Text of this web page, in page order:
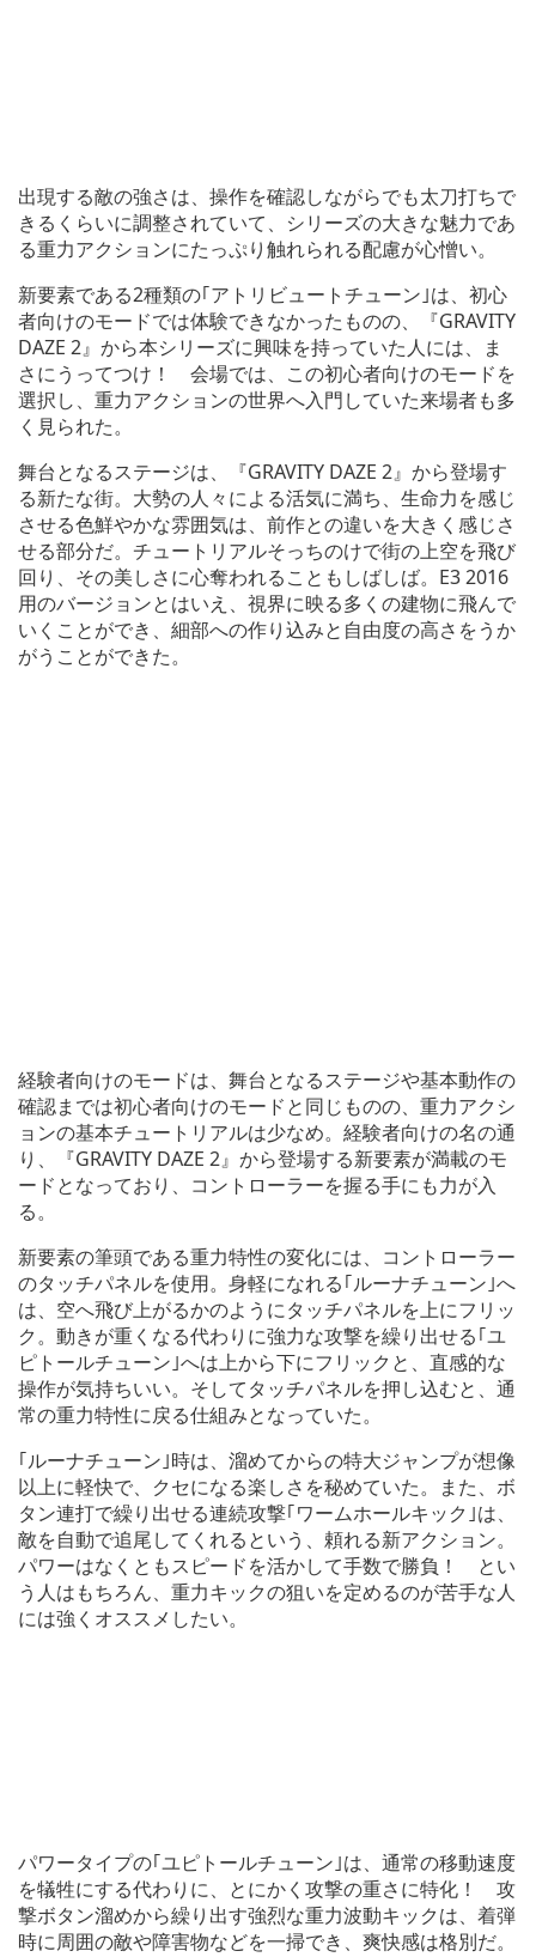
出現する敵の強さは、操作を確認しながらでも太刀打ちで
きるくらいに調整されていて、シリーズの大きな魅力であ
る重力アクションにたっぷり触れられる配慮が心憎い。
新要素である2種類の｢アトリビュートチューン｣は、初心
者向けのモードでは体験できなかったものの、『GRAVITY
DAZE 2』から本シリーズに興味を持っていた人には、ま
さにうってつけ！ 会場では、この初心者向けのモードを
選択し、重力アクションの世界へ入門していた来場者も多
く見られた。
舞台となるステージは、『GRAVITY DAZE 2』から登場す
る新たな街。大勢の人々による活気に満ち、生命力を感じ
させる色鮮やかな雰囲気は、前作との違いを大きく感じさ
せる部分だ。チュートリアルそっちのけで街の上空を飛び
回り、その美しさに心奪われることもしばしば。E3 2016
用のバージョンとはいえ、視界に映る多くの建物に飛んで
いくことができ、細部への作り込みと自由度の高さをうか
がうことができた。
経験者向けのモードは、舞台となるステージや基本動作の
確認までは初心者向けのモードと同じものの、重力アクシ
ョンの基本チュートリアルは少なめ。経験者向けの名の通
り、『GRAVITY DAZE 2』から登場する新要素が満載のモ
ードとなっており、コントローラーを握る手にも力が入
る。
新要素の筆頭である重力特性の変化には、コントローラー
のタッチパネルを使用。身軽になれる｢ルーナチューン｣へ
は、空へ飛び上がるかのようにタッチパネルを上にフリッ
ク。動きが重くなる代わりに強力な攻撃を繰り出せる｢ユ
ピトールチューン｣へは上から下にフリックと、直感的な
操作が気持ちいい。そしてタッチパネルを押し込むと、通
常の重力特性に戻る仕組みとなっていた。
｢ルーナチューン｣時は、溜めてからの特大ジャンプが想像
以上に軽快で、クセになる楽しさを秘めていた。また、ボ
タン連打で繰り出せる連続攻撃｢ワームホールキック｣は、
敵を自動で追尾してくれるという、頼れる新アクション。
パワーはなくともスピードを活かして手数で勝負！ とい
う人はもちろん、重力キックの狙いを定めるのが苦手な人
には強くオススメしたい。
パワータイプの｢ユピトールチューン｣は、通常の移動速度
を犠牲にする代わりに、とにかく攻撃の重さに特化！ 攻
撃ボタン溜めから繰り出す強烈な重力波動キックは、着弾
時に周囲の敵や障害物などを一掃でき、爽快感は格別だ。